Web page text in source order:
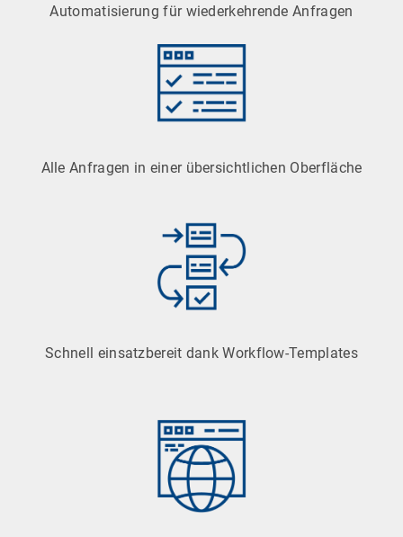
Automatisierung für wiederkehrende Anfragen
Alle Anfragen in einer übersichtlichen Oberfläche
Schnell einsatzbereit dank Workflow-Templates